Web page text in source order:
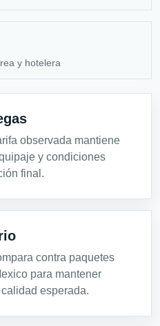
y hotelera
observada mantiene
y condiciones
final.
contra paquetes
para mantener
esperada.